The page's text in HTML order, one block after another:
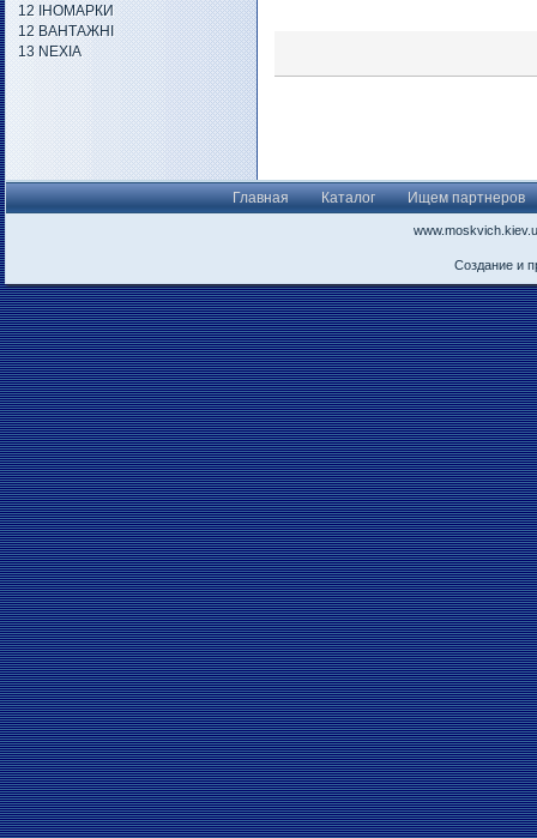
12 ІНОМАРКИ
12 ВАНТАЖНІ
13 NEXIA
Главная Каталог Ищем партнеров
Создание и